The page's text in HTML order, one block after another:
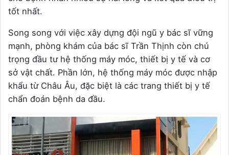
tốt nhất.
Song song với việc xây dựng đội ngũ y bác sĩ vững
mạnh, phòng khám của bác sĩ Trần Thịnh còn chú
trọng đầu tư hệ thống máy móc, thiết bị y tế và cơ
sở vật chất. Phần lớn, hệ thống máy móc được nhập
khẩu từ Châu Âu, đặc biệt là các trang thiết bị y tế
chẩn đoán bệnh da đầu.